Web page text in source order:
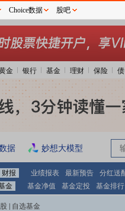
金 银行 基金 理财 保险
据 妙想大模型
财报 业绩报表 最新预告 分红送
金 基金净值 基金定投 基金排行
自选基金
Choice数据 股吧